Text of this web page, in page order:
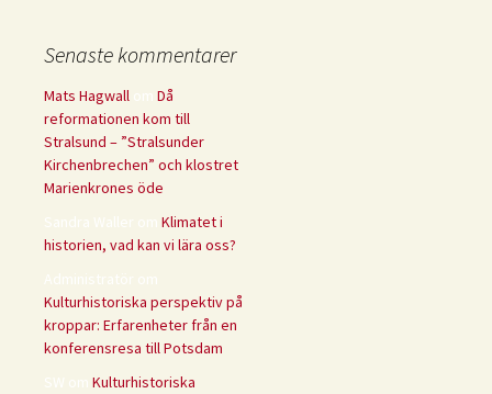
Senaste kommentarer
Mats Hagwall om Då
reformationen kom till
Stralsund – ”Stralsunder
Kirchenbrechen” och klostret
Marienkrones öde
Sandra Waller om Klimatet i
historien, vad kan vi lära oss?
Administratör om
Kulturhistoriska perspektiv på
kroppar: Erfarenheter från en
konferensresa till Potsdam
SW om Kulturhistoriska